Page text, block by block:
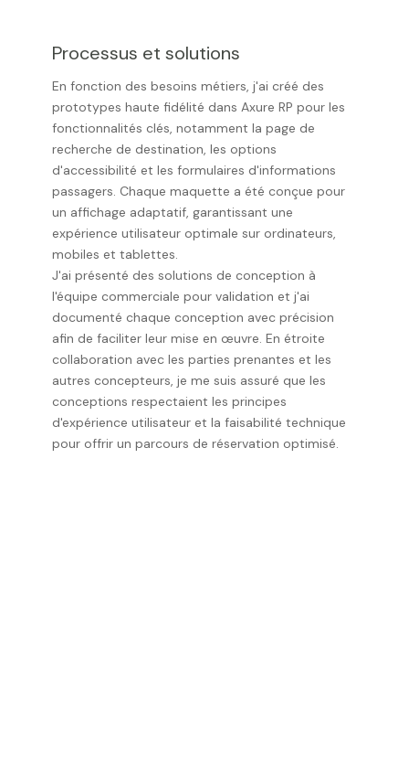
Processus et solutions
En fonction des besoins métiers, j'ai créé des
prototypes haute fidélité dans Axure RP pour les
fonctionnalités clés, notamment la page de
recherche de destination, les options
d'accessibilité et les formulaires d'informations
passagers. Chaque maquette a été conçue pour
un affichage adaptatif, garantissant une
expérience utilisateur optimale sur ordinateurs,
mobiles et tablettes.
J'ai présenté des solutions de conception à
l'équipe commerciale pour validation et j'ai
documenté chaque conception avec précision
afin de faciliter leur mise en œuvre. En étroite
collaboration avec les parties prenantes et les
autres concepteurs, je me suis assuré que les
conceptions respectaient les principes
d'expérience utilisateur et la faisabilité technique
pour offrir un parcours de réservation optimisé.